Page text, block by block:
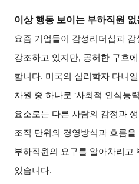
이상 행동 보이는 부하직원 없
요즘 기업들이 감성리더십과 감
강조하고 있지만, 공허한 구호
합니다. 미국의 심리학자 다니
차원 중 하나로 ‘사회적 인식능
요소로는 다른 사람의 감정과
조직 단위의 경영방식과 흐름
부하직원의 요구를 알아차리고
있습니다.